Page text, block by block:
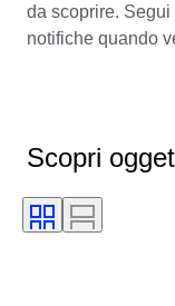
da scoprire.
notifiche quando
Scopri